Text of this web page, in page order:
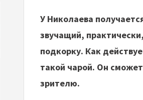
У Николаева
звучащий,
подкорку. Как
такой чарой. Он
зрителю.